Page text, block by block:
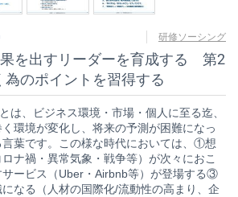
研修ソーシング
を出すリーダーを育成する 第2
のポイントを習得する
は、ビジネス環境・市場・個人に至る迄、
環境が変化し、将来の予測が困難になっ
葉です。この様な時代においては、①想
ナ禍・異常気象・戦争等）が次々におこ
ービス（Uber・Airbnb等）が登場する③
なる（人材の国際化/流動性の高まり、企